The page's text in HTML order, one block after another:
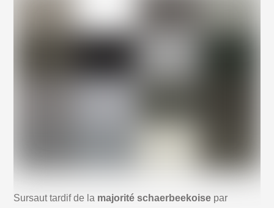
Sursaut tardif de la majorité schaerbeekoise par